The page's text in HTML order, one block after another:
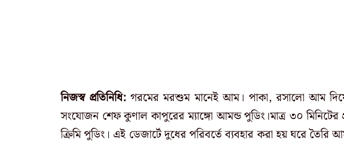
নিজস্ব প্রতিনিধি: গরমের মরশুম মানেই আম। পাকা, রসালো আম
সংযোজন শেফ কুণাল কাপুরের ম্যাঙ্গো আমন্ড পুডিং।মাত্র ৩০ মিনিটের
ক্রিমি পুডিং। এই ডেজার্টে দুধের পরিবর্তে ব্যবহার করা হয় ঘরে তৈরি